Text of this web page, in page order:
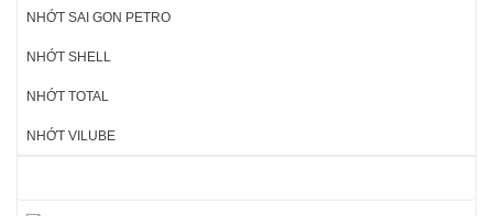
NHỚT SAI GON PETRO
NHỚT SHELL
NHỚT TOTAL
NHỚT VILUBE